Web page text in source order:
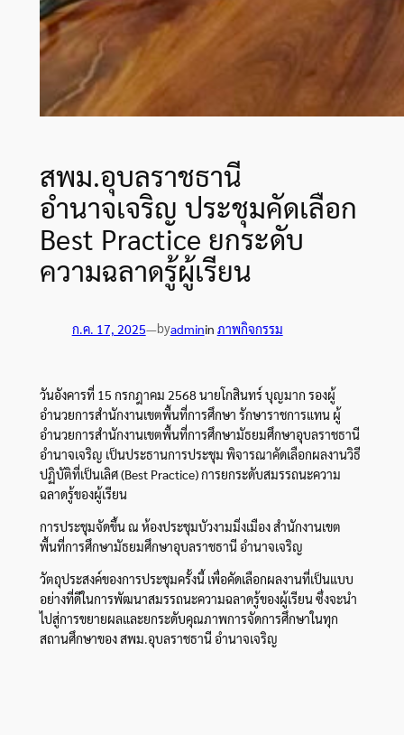
สพม.อุบลราชธานี
อำนาจเจริญ ประชุมคัดเลือก
Best Practice ยกระดับ
ความฉลาดรู้ผู้เรียน
ก.ค. 17, 2025—byadminin ภาพกิจกรรม
วันอังคารที่ 15 กรกฎาคม 2568 นายโกสินทร์ บุญมาก รองผู้
อำนวยการสำนักงานเขตพื้นที่การศึกษา รักษาราชการแทน ผู้
อำนวยการสำนักงานเขตพื้นที่การศึกษามัธยมศึกษาอุบลราชธานี
อำนาจเจริญ เป็นประธานการประชุม พิจารณาคัดเลือกผลงานวิธี
ปฏิบัติที่เป็นเลิศ (Best Practice) การยกระดับสมรรถนะความ
ฉลาดรู้ของผู้เรียน
การประชุมจัดขึ้น ณ ห้องประชุมบัวงามมิ่งเมือง สำนักงานเขต
พื้นที่การศึกษามัธยมศึกษาอุบลราชธานี อำนาจเจริญ
วัตถุประสงค์ของการประชุมครั้งนี้ เพื่อคัดเลือกผลงานที่เป็นแบบ
อย่างที่ดีในการพัฒนาสมรรถนะความฉลาดรู้ของผู้เรียน ซึ่งจะนำ
ไปสู่การขยายผลและยกระดับคุณภาพการจัดการศึกษาในทุก
สถานศึกษาของ สพม.อุบลราชธานี อำนาจเจริญ